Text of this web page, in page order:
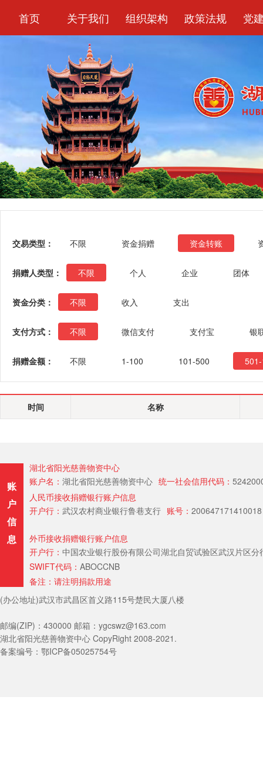
首页 关于我们 组织架构 政策法规 党
交易类型： 不限 资金捐赠 资金转账
捐赠人类型： 不限 个人 企业 团体
资金分类： 不限 收入 支出
支付方式： 不限 微信支付 支付宝 银
捐赠金额： 不限 1-100 101-500
时间 名称
账
户
信
息
湖北省阳光慈善物资中心
账户名： 湖北省阳光慈善物资中心 统一社会信用代码：
人民币接收捐赠银行账户信息
开户行： 武汉农村商业银行鲁巷支行 账号： 200647171410018
外币接收捐赠银行账户信息
开户行： 中国农业银行股份有限公司湖北自贸试验区武汉片区
SWIFT代码： ABOCCNB
备注：请注明捐款用途
(办公地址)武汉市武昌区首义路115号楚民大厦八楼
邮编(ZIP)：430000 邮箱：ygcswz@163.com
湖北省阳光慈善物资中心 CopyRight 2008-2021.
备案编号：鄂ICP备05025754号